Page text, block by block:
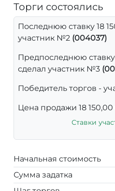
Торги состоялись
Последнюю ставку 18
участник №2 (004037)
Предпоследнюю ставку
сделал участник №3
Победитель торгов -
Цена продажи 18 150,00
Ставки
Начальная стоимость
Сумма задатка